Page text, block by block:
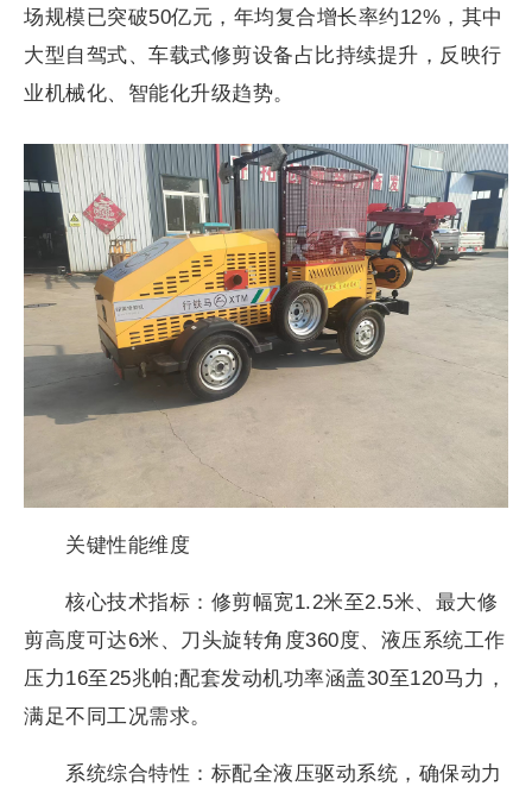
场规模已突破50亿元，年均复合增长率约12%，其中
大型自驾式、车载式修剪设备占比持续提升，反映行
业机械化、智能化升级趋势。
关键性能维度
核心技术指标：修剪幅宽1.2米至2.5米、最大修
剪高度可达6米、刀头旋转角度360度、液压系统工作
压力16至25兆帕;配套发动机功率涵盖30至120马力，
满足不同工况需求。
系统综合特性：标配全液压驱动系统，确保动力